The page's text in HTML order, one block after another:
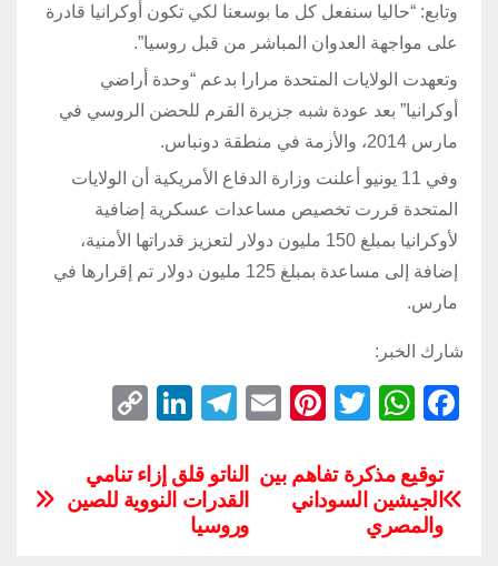
وتابع: “حاليا سنفعل كل ما بوسعنا لكي تكون أوكرانيا قادرة
على مواجهة العدوان المباشر من قبل روسيا”.
وتعهدت الولايات المتحدة مرارا بدعم “وحدة أراضي
أوكرانيا” بعد عودة شبه جزيرة القرم للحضن الروسي في
مارس 2014، والأزمة في منطقة دونباس.
وفي 11 يونيو أعلنت وزارة الدفاع الأمريكية أن الولايات
المتحدة قررت تخصيص مساعدات عسكرية إضافية
لأوكرانيا بمبلغ 150 مليون دولار لتعزيز قدراتها الأمنية،
إضافة إلى مساعدة بمبلغ 125 مليون دولار تم إقرارها في
مارس.
شارك الخبر:
F
c
e
b
W
at
s
A
T
tt
er
Pi
er
E
ail
T
e
gr
a
Li
k
e
p
y
الناتو قلق إزاء تنامي
القدرات النووية للصين
وروسيا
توقيع مذكرة تفاهم بين
الجيشين السوداني
والمصري